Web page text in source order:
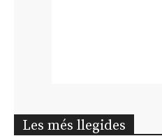
Les més llegides